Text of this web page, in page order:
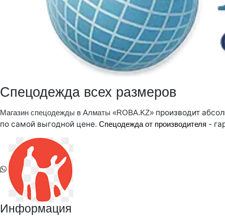
Спецодежда всех размеров
Магазин спецодежды в Алматы «ROBA.KZ» производит
по самой выгодной цене. Спецодежда от производителя -
Информация